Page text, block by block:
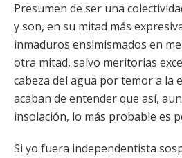
Presumen de ser una
y son, en su mitad más
inmaduros ensimismados en
otra mitad, salvo meritorias
cabeza del agua por temor a la
acaban de entender que así,
insolación, lo más probable es
Si yo fuera independentista